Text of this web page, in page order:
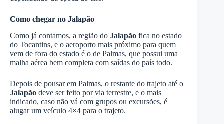
Como chegar no Jalapão
Como já contamos, a região do Jalapão fica no estado
do Tocantins, e o aeroporto mais próximo para quem
vem de fora do estado é o de Palmas, que possui uma
malha aérea bem completa com saídas do país todo.
Depois de pousar em Palmas, o restante do trajeto até o
Jalapão deve ser feito por via terrestre, e o mais
indicado, caso não vá com grupos ou excursões, é
alugar um veículo 4×4 para o trajeto.